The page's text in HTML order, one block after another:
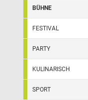
BÜHNE
FESTIVAL
PARTY
KULINARISCH
SPORT